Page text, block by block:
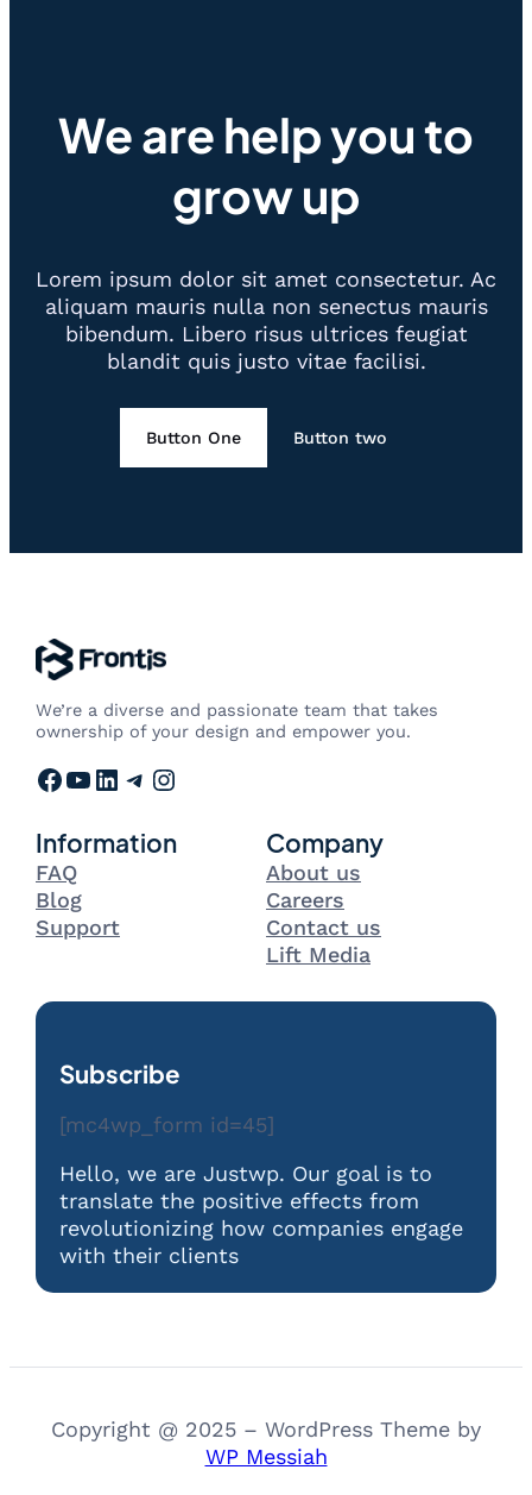
We are help you to
grow up
Lorem ipsum dolor sit amet consectetur. Ac
aliquam mauris nulla non senectus mauris
bibendum. Libero risus ultrices feugiat
blandit quis justo vitae facilisi.
Button One Button two
We’re a diverse and passionate team that takes
ownership of your design and empower you.
Facebook YouTube LinkedIn Telegram Instagram
Information
FAQ
Blog
Support
Company
About us
Careers
Contact us
Lift Media
Subscribe
[mc4wp_form id=45]
Hello, we are Justwp. Our goal is to
translate the positive effects from
revolutionizing how companies engage
with their clients
Copyright @ 2025 – WordPress Theme by
WP Messiah